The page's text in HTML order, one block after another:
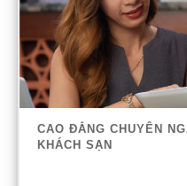
CAO ĐẲNG CHUYÊN
KHÁCH SẠN